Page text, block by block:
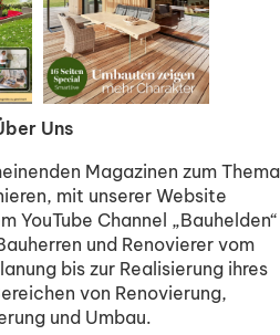
Uns
Magazinen zum Thema
mit unserer Website
YouTube Channel „Bauhelden“
und Renovierer vom
bis zur Realisierung ihres
von Renovierung,
und Umbau.